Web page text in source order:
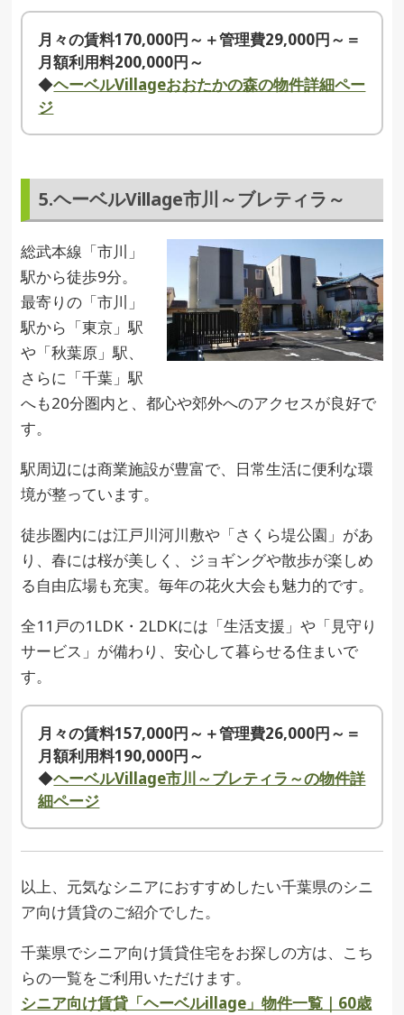
月々の賃料170,000円～＋管理費29,000円～＝
月額利用料200,000円～
◆ヘーベルVillageおおたかの森の物件詳細ペー
ジ
5.ヘーベルVillage市川～ブレティラ～
総武本線「市川」
駅から徒歩9分。
最寄りの「市川」
駅から「東京」駅
や「秋葉原」駅、
さらに「千葉」駅
へも20分圏内と、都心や郊外へのアクセスが良好で
す。
駅周辺には商業施設が豊富で、日常生活に便利な環
境が整っています。
徒歩圏内には江戸川河川敷や「さくら堤公園」があ
り、春には桜が美しく、ジョギングや散歩が楽しめ
る自由広場も充実。毎年の花火大会も魅力的です。
全11戸の1LDK・2LDKには「生活支援」や「見守り
サービス」が備わり、安心して暮らせる住まいで
す。
月々の賃料157,000円～＋管理費26,000円～＝
月額利用料190,000円～
◆ヘーベルVillage市川～ブレティラ～の物件詳
細ページ
以上、元気なシニアにおすすめしたい千葉県のシニ
ア向け賃貸のご紹介でした。
千葉県でシニア向け賃貸住宅をお探しの方は、こち
らの一覧をご利用いただけます。
シニア向け賃貸「ヘーベルillage」物件一覧｜60歳